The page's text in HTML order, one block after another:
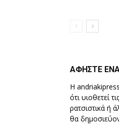
ΑΦΗΣΤΕ
Η
ότι υιοθετεί
ρατσιστικά ή
θα